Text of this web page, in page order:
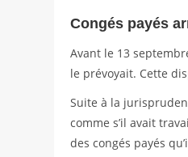
Congés payés
Avant le 13
le prévoyait. Cette
Suite à la
comme s’il avait
des congés payés